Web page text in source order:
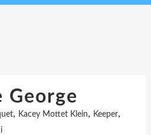
George
, Kacey Mottet Klein, Keeper,